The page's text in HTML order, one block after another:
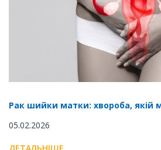
Рак шийки матки: хвороба, якій
05.02.2026